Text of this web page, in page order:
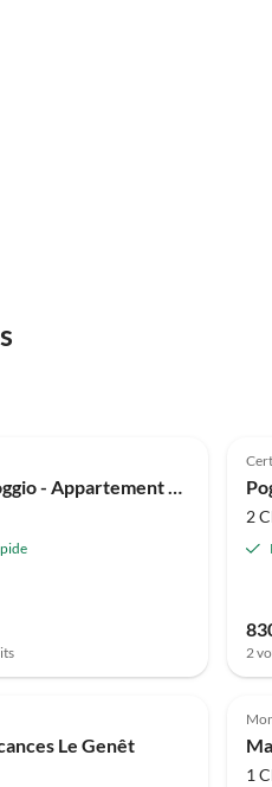
Domaine Il Poggio - Appartement de vacances de 2 pièces avec piscine
2
2
Annonce
Le Genêt
1